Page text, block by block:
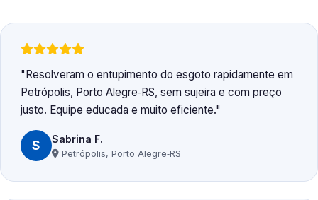
Resolveram o entupimento do esgoto rapidamente em
Petrópolis, Porto Alegre‑RS, sem sujeira e com preço
justo. Equipe educada e muito eficiente.
S Sabrina F.
Petrópolis, Porto Alegre‑RS